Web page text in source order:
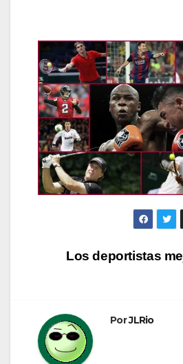
Navegación
entradas
Los deportistas
PorJLRio